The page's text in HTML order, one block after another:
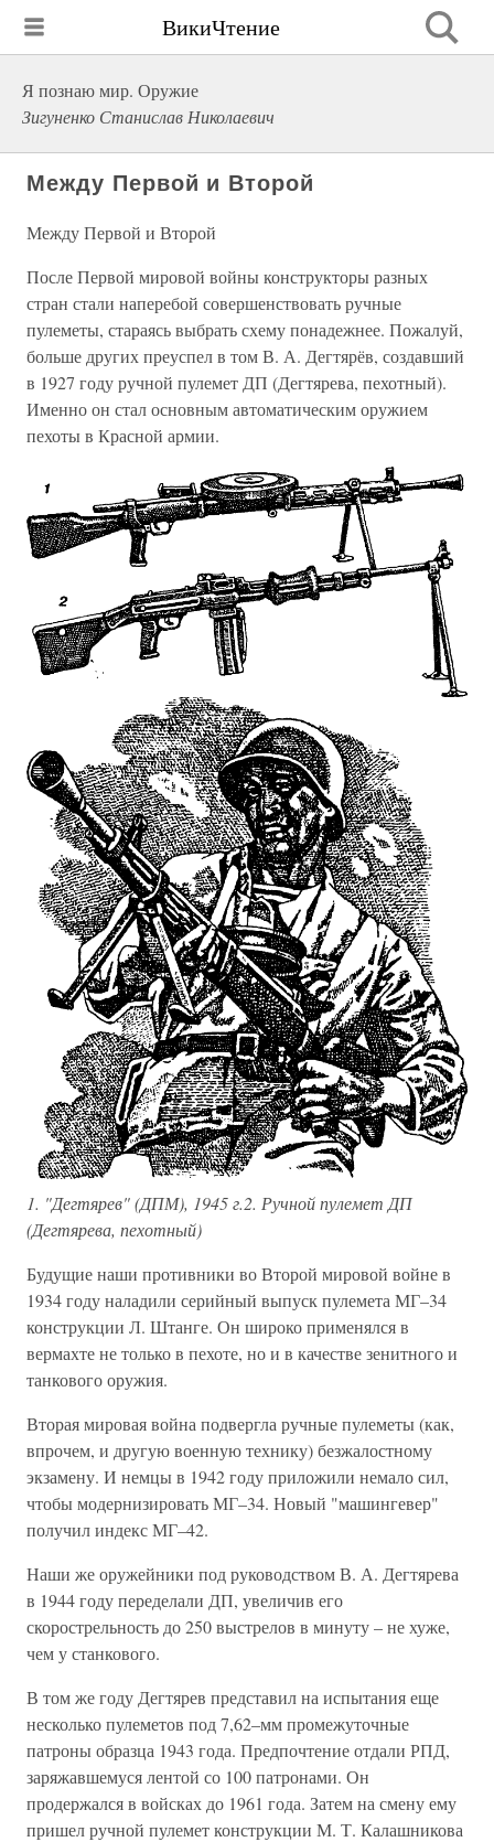
ВикиЧтение
Я познаю мир. Оружие
Зигуненко Станислав Николаевич
Между Первой и Второй
Между Первой и Второй
После Первой мировой войны конструкторы разных
стран стали наперебой совершенствовать ручные
пулеметы, стараясь выбрать схему понадежнее. Пожалуй,
больше других преуспел в том В. А. Дегтярёв, создавший
в 1927 году ручной пулемет ДП (Дегтярева, пехотный).
Именно он стал основным автоматическим оружием
пехоты в Красной армии.
1. "Дегтярев" (ДПМ), 1945 г.2. Ручной пулемет ДП
(Дегтярева, пехотный)
Будущие наши противники во Второй мировой войне в
1934 году наладили серийный выпуск пулемета МГ–34
конструкции Л. Штанге. Он широко применялся в
вермахте не только в пехоте, но и в качестве зенитного и
танкового оружия.
Вторая мировая война подвергла ручные пулеметы (как,
впрочем, и другую военную технику) безжалостному
экзамену. И немцы в 1942 году приложили немало сил,
чтобы модернизировать МГ–34. Новый "машингевер"
получил индекс МГ–42.
Наши же оружейники под руководством В. А. Дегтярева
в 1944 году переделали ДП, увеличив его
скорострельность до 250 выстрелов в минуту – не хуже,
чем у станкового.
В том же году Дегтярев представил на испытания еще
несколько пулеметов под 7,62–мм промежуточные
патроны образца 1943 года. Предпочтение отдали РПД,
заряжавшемуся лентой со 100 патронами. Он
продержался в войсках до 1961 года. Затем на смену ему
пришел ручной пулемет конструкции М. Т. Калашникова